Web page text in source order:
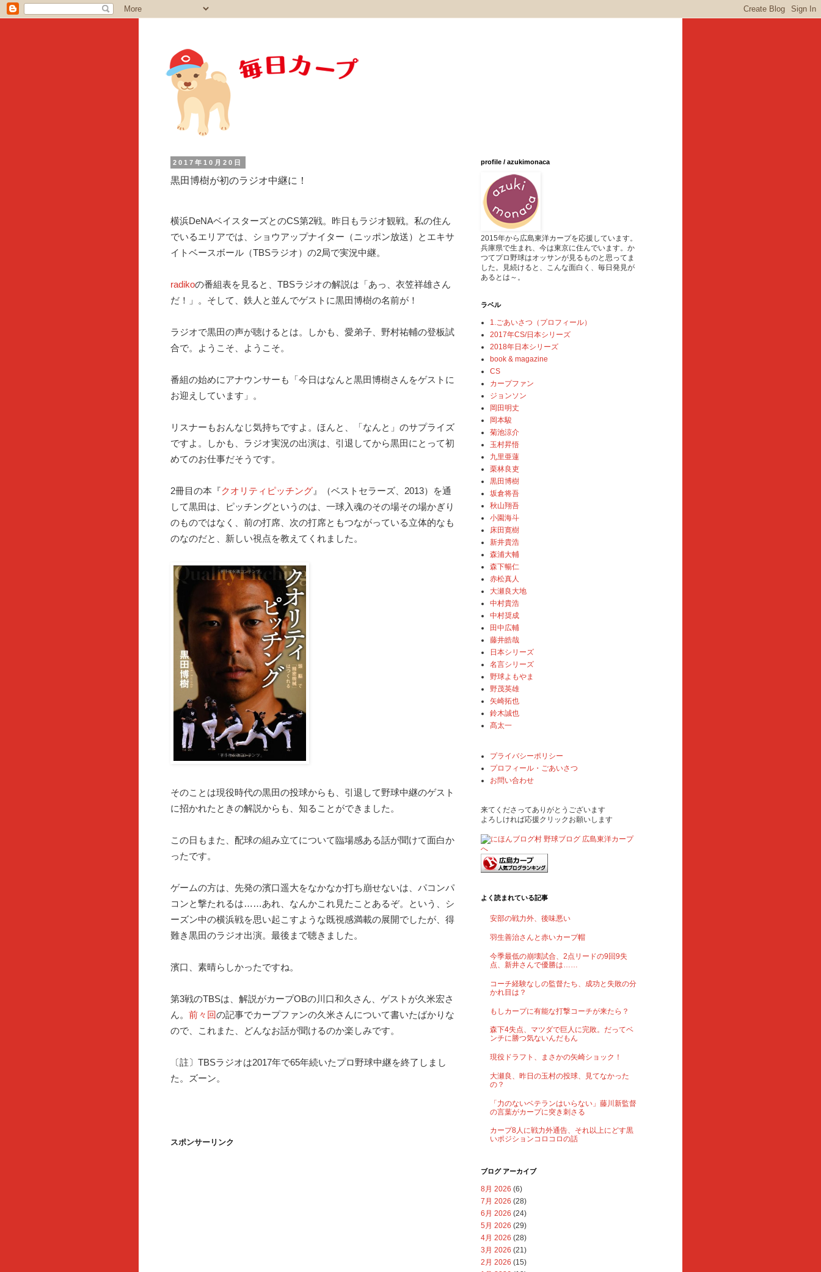
2017年10月20日
黒田博樹が初のラジオ中継に！
横浜DeNAベイスターズとのCS第2戦。昨日もラジオ観戦。私の住ん
でいるエリアでは、ショウアップナイター（ニッポン放送）とエキサ
イトベースボール（TBSラジオ）の2局で実況中継。
radikoの番組表を見ると、TBSラジオの解説は「あっ、衣笠祥雄さん
だ！」。そして、鉄人と並んでゲストに黒田博樹の名前が！
ラジオで黒田の声が聴けるとは。しかも、愛弟子、野村祐輔の登板試
合で。ようこそ、ようこそ。
番組の始めにアナウンサーも「今日はなんと黒田博樹さんをゲストに
お迎えしています」。
リスナーもおんなじ気持ちですよ。ほんと、「なんと」のサプライズ
ですよ。しかも、ラジオ実況の出演は、引退してから黒田にとって初
めてのお仕事だそうです。
2冊目の本『クオリティピッチング 』（ベストセラーズ、2013）を通
して黒田は、ピッチングというのは、一球入魂のその場その場かぎり
のものではなく、前の打席、次の打席ともつながっている立体的なも
のなのだと、新しい視点を教えてくれました。
そのことは現役時代の黒田の投球からも、引退して野球中継のゲスト
に招かれたときの解説からも、知ることができました。
この日もまた、配球の組み立てについて臨場感ある話が聞けて面白か
ったです。
ゲームの方は、先発の濱口遥大をなかなか打ち崩せないは、パコンパ
コンと撃たれるは……あれ、なんかこれ見たことあるぞ。という、シ
ーズン中の横浜戦を思い起こすような既視感満載の展開でしたが、得
難き黒田のラジオ出演。最後まで聴きました。
濱口、素晴らしかったですね。
第3戦のTBSは、解説がカープOBの川口和久さん、ゲストが久米宏さ
ん。 前々回の記事でカープファンの久米さんについて書いたばかりな
ので、これまた、どんなお話が聞けるのか楽しみです。
〔註〕TBSラジオは2017年で65年続いたプロ野球中継を終了しまし
た。ズーン。
スポンサーリンク
profile / azukimonaca
2015年から広島東洋カープを応援しています。
兵庫県で生まれ、今は東京に住んでいます。か
つてプロ野球はオッサンが見るものと思ってま
した。見続けると、こんな面白く、毎日発見が
あるとは～。
ラベル
1.ごあいさつ（プロフィール）
2017年CS/日本シリーズ
2018年日本シリーズ
book & magazine
CS
カープファン
ジョンソン
岡田明丈
岡本駿
菊池涼介
玉村昇悟
九里亜蓮
栗林良吏
黒田博樹
坂倉将吾
秋山翔吾
小園海斗
床田寛樹
新井貴浩
森浦大輔
森下暢仁
赤松真人
大瀬良大地
中村貴浩
中村奨成
田中広輔
藤井皓哉
日本シリーズ
名言シリーズ
野球よもやま
野茂英雄
矢崎拓也
鈴木誠也
髙太一
プライバシーポリシー
プロフィール・ごあいさつ
お問い合わせ
来てくださってありがとうございます
よろしければ応援クリックお願いします
よく読まれている記事
安部の戦力外、後味悪い
羽生善治さんと赤いカープ帽
今季最低の崩壊試合、2点リードの9回9失
点、新井さんで優勝は……
コーチ経験なしの監督たち、成功と失敗の分
かれ目は？
もしカープに有能な打撃コーチが来たら？
森下4失点、マツダで巨人に完敗。だってベ
ンチに勝つ気ないんだもん
現役ドラフト、まさかの矢崎ショック！
大瀬良、昨日の玉村の投球、見てなかった
の？
「力のないベテランはいらない」藤川新監督
の言葉がカープに突き刺さる
カープ8人に戦力外通告、それ以上にどす黒
いポジションコロコロの話
ブログ アーカイブ
8月 2026 (6)
7月 2026 (28)
6月 2026 (24)
5月 2026 (29)
4月 2026 (28)
3月 2026 (21)
2月 2026 (15)